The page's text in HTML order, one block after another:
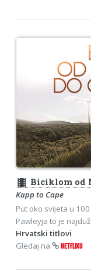
theaters Biciklom od
Kapp to Cape
Put oko svijeta u
Pawleyja to je
Hrvatski titlovi
Gledaj na
NETFLIXU